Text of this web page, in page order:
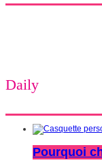
Daily
Pourquoi